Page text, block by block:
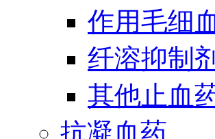
作用毛细
纤溶抑制
其他止血
抗凝血药